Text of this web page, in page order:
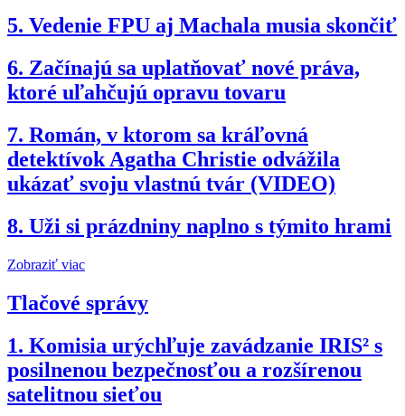
5. Vedenie FPU aj Machala musia skončiť
6. Začínajú sa uplatňovať nové práva,
ktoré uľahčujú opravu tovaru
7. Román, v ktorom sa kráľovná
detektívok Agatha Christie odvážila
ukázať svoju vlastnú tvár (VIDEO)
8. Uži si prázdniny naplno s týmito hrami
Zobraziť viac
Tlačové správy
1. Komisia urýchľuje zavádzanie IRIS² s
posilnenou bezpečnosťou a rozšírenou
satelitnou sieťou